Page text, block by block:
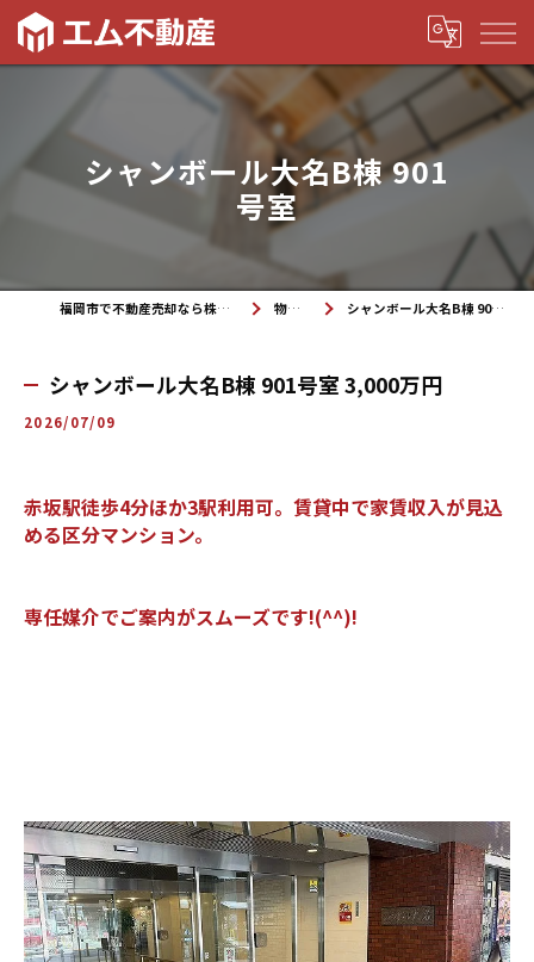
シャンボール大名B棟 901
号室
福岡市で不動産売却なら株式会社エム不動産 物件紹介 シャンボール大名B棟 901号室 3,000万円
シャンボール大名B棟 901号室 3,000万円
2026/07/09
赤坂駅徒歩4分ほか3駅利用可。賃貸中で家賃収入が見込
める区分マンション。
専任媒介でご案内がスムーズです!(^^)!